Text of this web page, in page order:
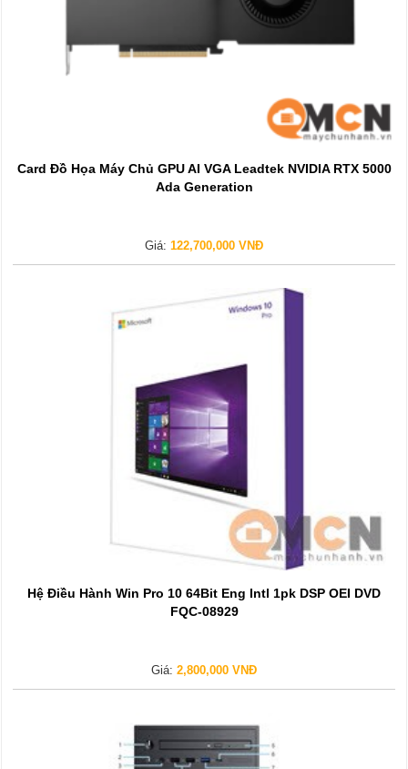
Card Đồ Họa Máy Chủ GPU AI VGA Leadtek NVIDIA RTX 5000
Ada Generation
Giá: 122,700,000 VNĐ
Hệ Điều Hành Win Pro 10 64Bit Eng Intl 1pk DSP OEI DVD
FQC-08929
Giá: 2,800,000 VNĐ